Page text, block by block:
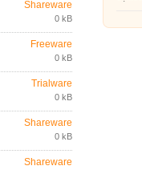
Shareware
0 kB
Freeware
0 kB
Trialware
0 kB
Shareware
0 kB
Shareware